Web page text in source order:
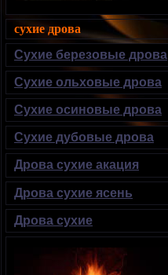
сухие дрова
Сухие березовые дрова
Сухие ольховые дрова
Сухие осиновые дрова
Сухие дубовые дрова
Дрова сухие акация
Дрова сухие ясень
Дрова сухие